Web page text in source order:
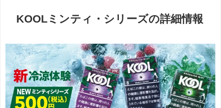
KOOLミンティ・シリーズの詳細情報